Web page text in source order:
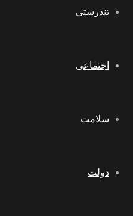
تندرستی
اجتماعی
سلامت
دولت